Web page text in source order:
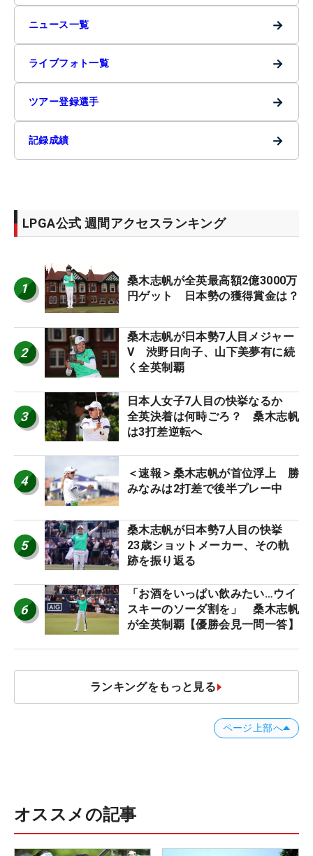
ニュース一覧 →
ライブフォト一覧 →
ツアー登録選手 →
記録成績 →
LPGA公式 週間アクセスランキング
1
桑木志帆が全英最高額2億3000万
円ゲット 日本勢の獲得賞金は？
2
桑木志帆が日本勢7人目メジャー
V 渋野日向子、山下美夢有に続
く全英制覇
3
日本人女子7人目の快挙なるか
全英決着は何時ごろ？ 桑木志帆
は3打差逆転へ
4
＜速報＞桑木志帆が首位浮上 勝
みなみは2打差で後半プレー中
5
桑木志帆が日本勢7人目の快挙
23歳ショットメーカー、その軌
跡を振り返る
6
「お酒をいっぱい飲みたい…ウイ
スキーのソーダ割を」 桑木志帆
が全英制覇【優勝会見一問一答】
ランキングをもっと見る
ページ上部へ
オススメの記事